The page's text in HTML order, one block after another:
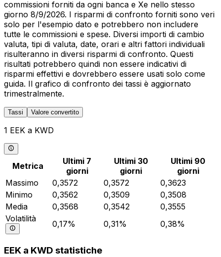
commissioni forniti da ogni banca e Xe nello stesso
giorno 8/9/2026. I risparmi di confronto forniti sono veri
solo per l'esempio dato e potrebbero non includere
tutte le commissioni e spese. Diversi importi di cambio
valuta, tipi di valuta, date, orari e altri fattori individuali
risulteranno in diversi risparmi di confronto. Questi
risultati potrebbero quindi non essere indicativi di
risparmi effettivi e dovrebbero essere usati solo come
guida. Il grafico di confronto dei tassi è aggiornato
trimestralmente.
Tassi Valore convertito
1 EEK a KWD
Metrica
Ultimi 7
giorni
Ultimi 30
giorni
Ultimi 90
giorni
Massimo
0,3572 0,3572
0,3623
Minimo
0,3562 0,3509
0,3508
Media
0,3568 0,3542
0,3555
Volatilità
0,17% 0,31% 0,38%
EEK a KWD statistiche